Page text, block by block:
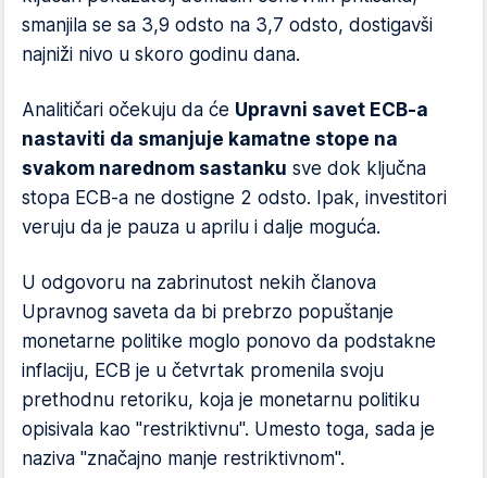
smanjila se sa 3,9 odsto na 3,7 odsto, dostigavši
najniži nivo u skoro godinu dana.
Analitičari očekuju da će Upravni savet ECB-a
nastaviti da smanjuje kamatne stope na
svakom narednom sastanku sve dok ključna
stopa ECB-a ne dostigne 2 odsto. Ipak, investitori
veruju da je pauza u aprilu i dalje moguća.
U odgovoru na zabrinutost nekih članova
Upravnog saveta da bi prebrzo popuštanje
monetarne politike moglo ponovo da podstakne
inflaciju, ECB je u četvrtak promenila svoju
prethodnu retoriku, koja je monetarnu politiku
opisivala kao "restriktivnu". Umesto toga, sada je
naziva "značajno manje restriktivnom".